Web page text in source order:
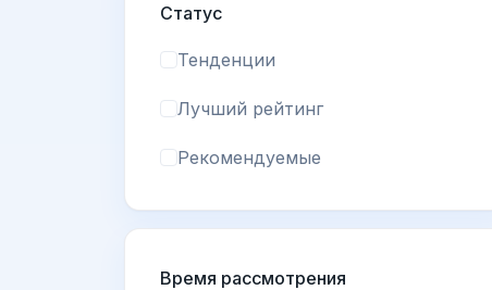
Статус
Тенденции
Лучший рейтинг
Рекомендуемые
Время рассмотрения